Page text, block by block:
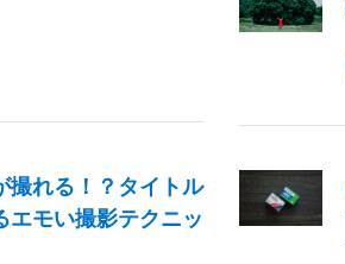
撮れる！？タイトル
エモい撮影テクニッ